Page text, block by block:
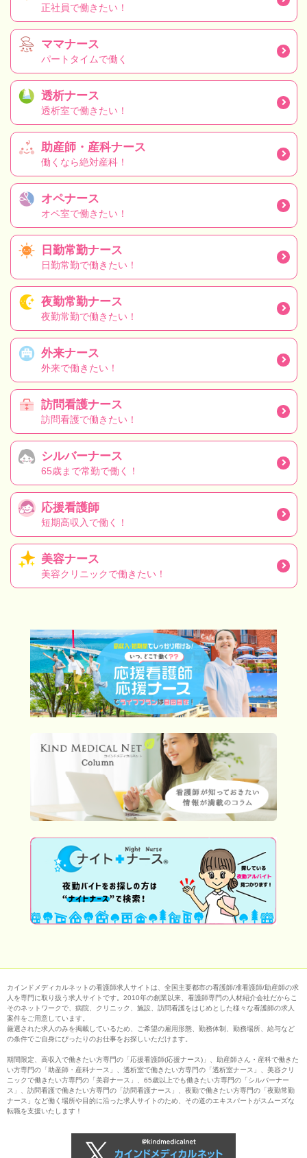
正社員で働きたい！
ママナース
パートタイムで働く
透析ナース
透析室で働きたい！
助産師・産科ナース
働くなら絶対産科！
オペナース
オペ室で働きたい！
日勤常勤ナース
日勤常勤で働きたい！
夜勤常勤ナース
夜勤常勤で働きたい！
外来ナース
外来で働きたい！
訪問看護ナース
訪問看護で働きたい！
シルバーナース
65歳まで常勤で働く！
応援看護師
短期高収入で働く！
美容ナース
美容クリニックで働きたい！
カインドメディカルネットの看護師求人サイトは、全国主要都市の看護師/准看護師/助産師の求
人を専門に取り扱う求人サイトです。2010年の創業以来、看護師専門の人材紹介会社だからこ
そのネットワークで、病院、クリニック、施設、訪問看護をはじめとした様々な看護師の求人
案件をご用意しています。
厳選された求人のみを掲載しているため、ご希望の雇用形態、勤務体制、勤務場所、給与など
の条件でご自身にぴったりのお仕事をお探しいただけます。
期間限定、高収入で働きたい方専門の「応援看護師(応援ナース)」、助産師さん・産科で働きた
い方専門の「助産師・産科ナース」、透析室で働きたい方専門の「透析室ナース」、美容クリ
ニックで働きたい方専門の「美容ナース」、65歳以上でも働きたい方専門の「シルバーナー
ス」、訪問看護で働きたい方専門の「訪問看護ナース」、夜勤で働きたい方専門の「夜勤常勤
ナース」など働く場所や目的に沿った求人サイトのため、その道のエキスパートがスムーズな
転職を支援いたします！